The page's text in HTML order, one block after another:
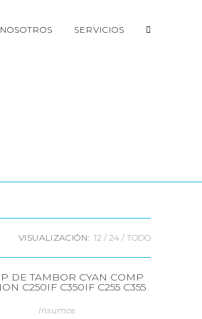
NOSOTROS SERVICIOS ALTERNAR
VISUALIZACIÓN: 12 24 TODO
Insumos